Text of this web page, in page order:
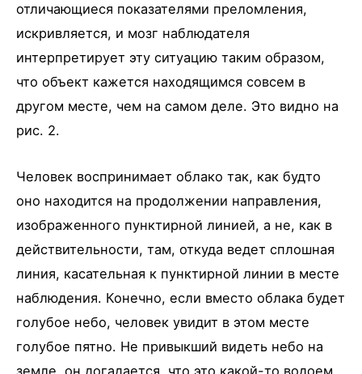
отличающиеся показателями преломления,
искривляется, и мозг наблюдателя
интерпретирует эту ситуацию таким образом,
что объект кажется находящимся совсем в
другом месте, чем на самом деле. Это видно на
рис. 2.
Человек воспринимает облако так, как будто
оно находится на продолжении направления,
изображенного пунктирной линией, а не, как в
действительности, там, откуда ведет сплошная
линия, касательная к пунктирной линии в месте
наблюдения. Конечно, если вместо облака будет
голубое небо, человек увидит в этом месте
голубое пятно. Не привыкший видеть небо на
земле, он догадается, что это какой-то водоем,